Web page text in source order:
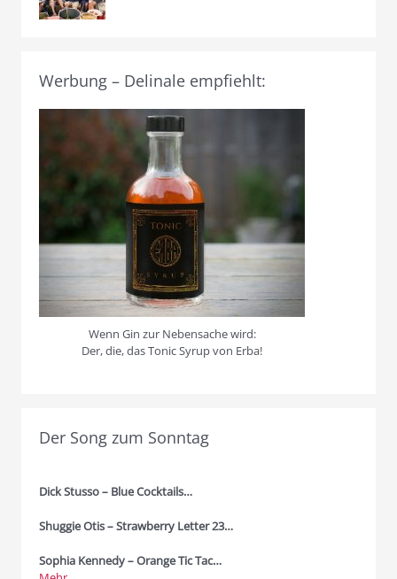
Werbung – Delinale empfiehlt:
Wenn Gin zur Nebensache wird:
Der, die, das Tonic Syrup von Erba!
Der Song zum Sonntag
Dick Stusso – Blue Cocktails…
Shuggie Otis – Strawberry Letter 23…
Sophia Kennedy – Orange Tic Tac…